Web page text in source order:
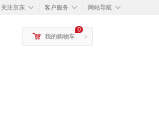
◇
关注京东 ◇
客户服务 ◇
网站导航
>
0
我的购物车